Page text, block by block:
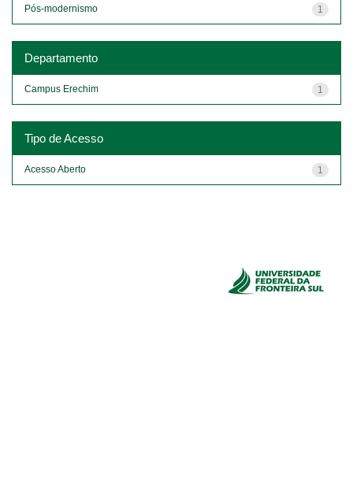
1
Pós-modernismo
Departamento
1
Campus Erechim
Tipo de Acesso
1
Acesso Aberto